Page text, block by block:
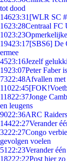
tot dood
14623:31 [WLR SC
1623:28Centraal FC
1023:23
19423:17[SBS6] De
ermee
4523:16Jezelf
1923:07Peter Faber
7322:48Afvallen met
11022:45
11822:37Jonge
en leugens
9022:36ARC
14422:27Verander
3222:27Congo
gevolgen voelen
51 22:23Verander
18222:22Post hier